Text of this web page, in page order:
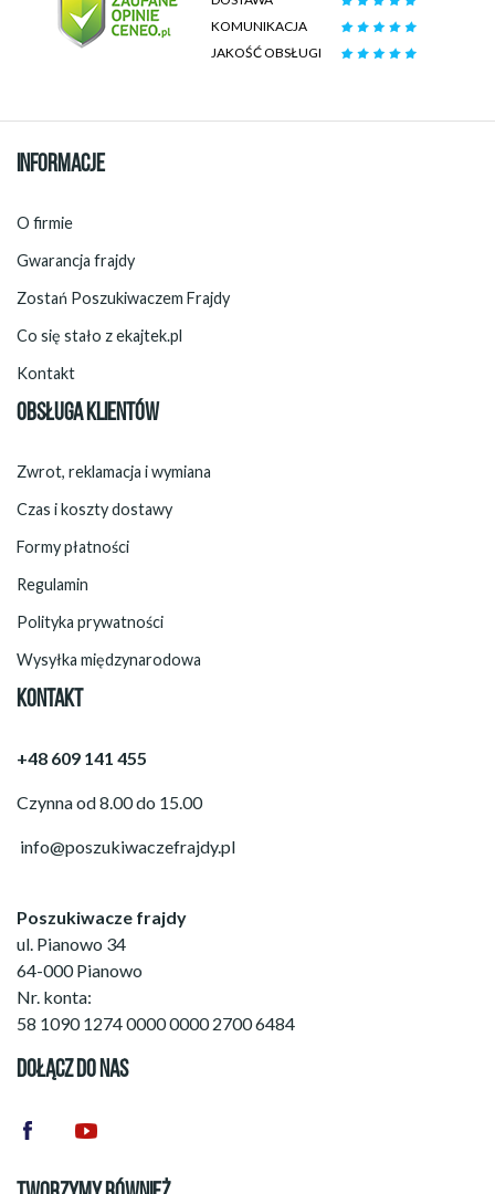
KOMUNIKACJA
JAKOŚĆ OBSŁUGI
INFORMACJE
O firmie
Gwarancja frajdy
Zostań Poszukiwaczem Frajdy
Co się stało z ekajtek.pl
Kontakt
OBSŁUGA KLIENTÓW
Zwrot, reklamacja i wymiana
Czas i koszty dostawy
Formy płatności
Regulamin
Polityka prywatności
Wysyłka międzynarodowa
KONTAKT
+48 609 141 455
Czynna od 8.00 do 15.00
info@poszukiwaczefrajdy.pl
Poszukiwacze frajdy
ul. Pianowo 34
64-000 Pianowo
Nr. konta:
58 1090 1274 0000 0000 2700 6484
DOŁĄCZ DO NAS